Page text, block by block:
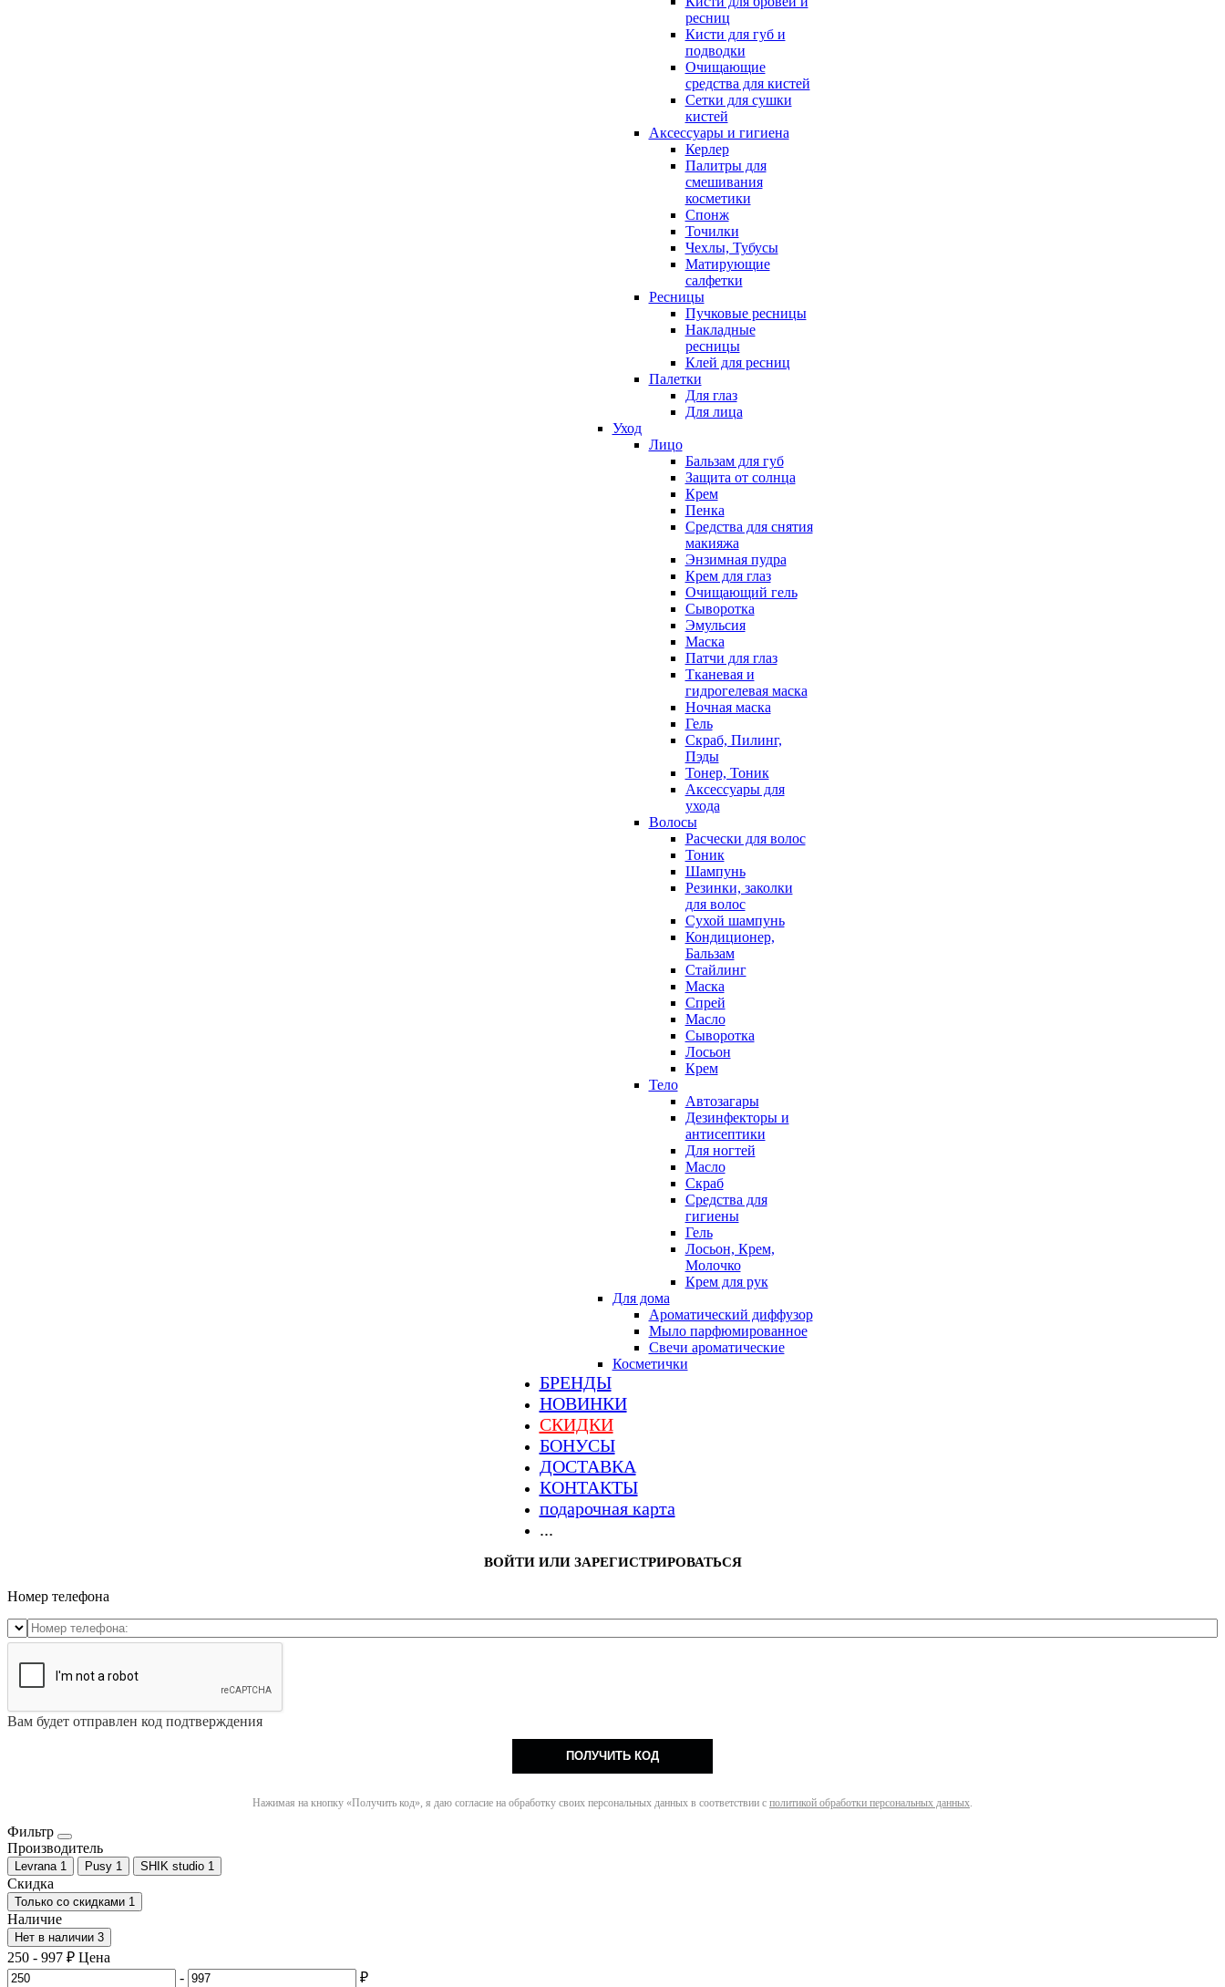
ресниц
Кисти для губ и
подводки
Очищающие
средства для кистей
Сетки для сушки
кистей
Аксессуары и гигиена
Керлер
Палитры для
смешивания
косметики
Спонж
Точилки
Чехлы, Тубусы
Матирующие
салфетки
Ресницы
Пучковые ресницы
Накладные
ресницы
Клей для ресниц
Палетки
Для глаз
Для лица
Уход
Лицо
Бальзам для губ
Защита от солнца
Крем
Пенка
Средства для снятия
макияжа
Энзимная пудра
Крем для глаз
Очищающий гель
Сыворотка
Эмульсия
Маска
Патчи для глаз
Тканевая и
гидрогелевая маска
Ночная маска
Гель
Скраб, Пилинг,
Пэды
Тонер, Тоник
Аксессуары для
ухода
Волосы
Расчески для волос
Тоник
Шампунь
Резинки, заколки
для волос
Сухой шампунь
Кондиционер,
Бальзам
Стайлинг
Маска
Спрей
Масло
Сыворотка
Лосьон
Крем
Тело
Автозагары
Дезинфекторы и
антисептики
Для ногтей
Масло
Скраб
Средства для
гигиены
Гель
Лосьон, Крем,
Молочко
Крем для рук
Для дома
Ароматический диффузор
Мыло парфюмированное
Свечи ароматические
Косметички
БРЕНДЫ
НОВИНКИ
СКИДКИ
БОНУСЫ
ДОСТАВКА
КОНТАКТЫ
подарочная карта
...
ВОЙТИ ИЛИ ЗАРЕГИСТРИРОВАТЬСЯ
Номер телефона
Вам будет отправлен код подтверждения
ПОЛУЧИТЬ КОД
Нажимая на кнопку «Получить код», я даю согласие на обработку своих персональных данных в соответствии с политикой обработки персональных данных.
Фильтр
Производитель
Levrana 1 Pusy 1 SHIK studio 1
Скидка
Только со cкидками 1
Наличие
Нет в наличии 3
250 - 997 ₽ Цена
-
₽